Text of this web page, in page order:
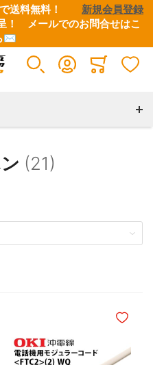
で送料無料！ 新規会員登録
！ メールでのお問合せはこ
✉
(21)
のリストに追加 ほしい